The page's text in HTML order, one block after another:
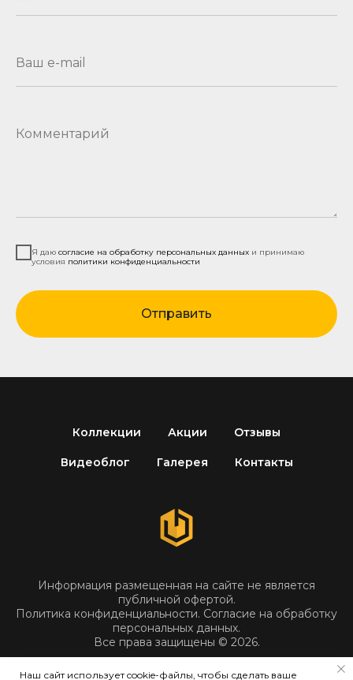
Наш сайт использует cookie-файлы, чтобы сделать ваше
Ваш e-mail
Комментарий
Я даю согласие на обработку персональных данных и принимаю
условия политики конфиденциальности
Отправить
Коллекции Акции Отзывы
Видеоблог Галерея Контакты
Информация размещенная на сайте не является
публичной офертой.
Политика конфиденциальности. Согласие на обработку
персональных данных.
Все права защищены © 2026.